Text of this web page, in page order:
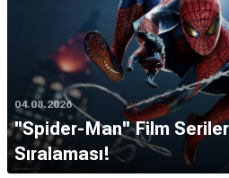
04.08.2026
''Spider-Man'' Film
Sıralaması!